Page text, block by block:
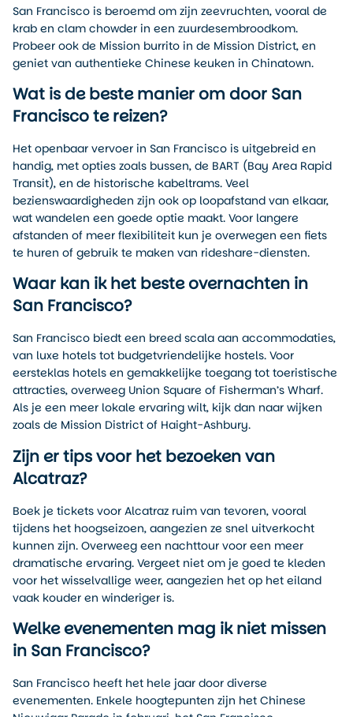
San Francisco is beroemd om zijn zeevruchten, vooral de
krab en clam chowder in een zuurdesembroodkom.
Probeer ook de Mission burrito in de Mission District, en
geniet van authentieke Chinese keuken in Chinatown.
Wat is de beste manier om door San
Francisco te reizen?
Het openbaar vervoer in San Francisco is uitgebreid en
handig, met opties zoals bussen, de BART (Bay Area Rapid
Transit), en de historische kabeltrams. Veel
bezienswaardigheden zijn ook op loopafstand van elkaar,
wat wandelen een goede optie maakt. Voor langere
afstanden of meer flexibiliteit kun je overwegen een fiets
te huren of gebruik te maken van rideshare-diensten.
Waar kan ik het beste overnachten in
San Francisco?
San Francisco biedt een breed scala aan accommodaties,
van luxe hotels tot budgetvriendelijke hostels. Voor
eersteklas hotels en gemakkelijke toegang tot toeristische
attracties, overweeg Union Square of Fisherman’s Wharf.
Als je een meer lokale ervaring wilt, kijk dan naar wijken
zoals de Mission District of Haight-Ashbury.
Zijn er tips voor het bezoeken van
Alcatraz?
Boek je tickets voor Alcatraz ruim van tevoren, vooral
tijdens het hoogseizoen, aangezien ze snel uitverkocht
kunnen zijn. Overweeg een nachttour voor een meer
dramatische ervaring. Vergeet niet om je goed te kleden
voor het wisselvallige weer, aangezien het op het eiland
vaak kouder en winderiger is.
Welke evenementen mag ik niet missen
in San Francisco?
San Francisco heeft het hele jaar door diverse
evenementen. Enkele hoogtepunten zijn het Chinese